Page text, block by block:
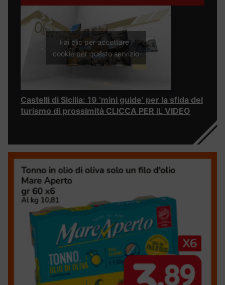
Fai clic per accettare i
cookie per questo servizio
Castelli di Sicilia: 19 ‘mini guide’ per la sfida del
turismo di prossimità CLICCA PER IL VIDEO